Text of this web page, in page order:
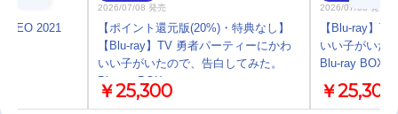
NEO 2021
2026/07/08 発売
【ポイント還元版(20%)・特典なし】
【Blu-ray】TV 勇者パーティーにかわ
いい子がいたので、告白してみた。
Blu-ray BOX
￥25,300
2026/07/08 発売
【Blu-ray】
いい子がいた
Blu-ray BOX
￥25,300